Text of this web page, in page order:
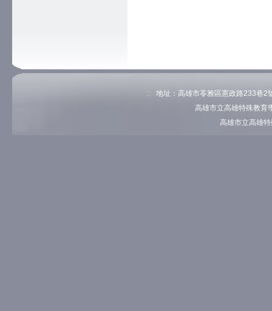
:::
地址：高雄市苓雅區憲政路233巷
高雄市立高雄特殊教育
高雄市立高雄